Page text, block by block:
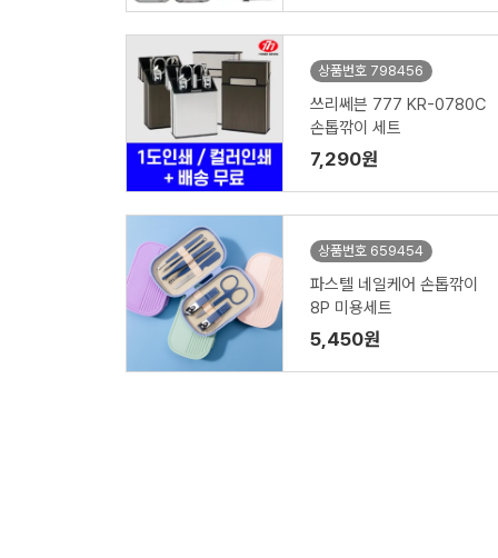
상품번호 798456
쓰리쎄븐 777 KR-0780C
손톱깎이 세트
7,290원
상품번호 659454
파스텔 네일케어 손톱깎이
8P 미용세트
5,450원